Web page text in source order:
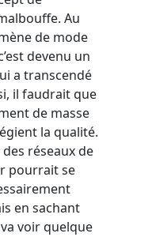
Au
de mode
devenu un
a transcendé
il faudrait que
de masse
la qualité.
réseaux de
pourrait se
en sachant
voir quelque